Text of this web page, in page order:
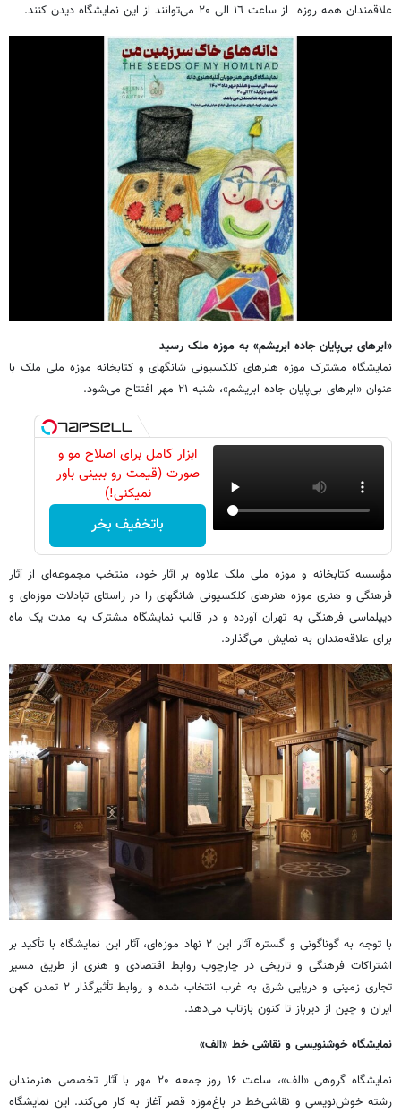
علاقمندان همه روزه از ساعت ١٦ الی ۲۰ می‌توانند از این نمایشگاه دیدن کنند.
«ابرهای بی‌پایان جاده ابریشم» به موزه ملک رسید
نمایشگاه مشترک موزه هنرهای کلکسیونی شانگهای و کتابخانه موزه ملی ملک با
عنوان «ابرهای بی‌پایان جاده ابریشم»، شنبه ۲۱ مهر افتتاح می‌شود.
ابزار کامل برای اصلاح مو و
صورت (قیمت رو ببینی باور
نمیکنی!)
باتخفیف بخر
مؤسسه کتابخانه و موزه ملی ملک علاوه بر آثار خود، منتخب مجموعه‌ای از آثار
فرهنگی و هنری موزه هنرهای کلکسیونی شانگهای را در راستای تبادلات موزه‌ای و
دیپلماسی فرهنگی به تهران آورده و در قالب نمایشگاه مشترک به مدت یک ماه
برای علاقه‌مندان به نمایش می‌گذارد.
با توجه‌ به گوناگونی و گستره آثار این ۲ نهاد موزه‌ای، آثار این نمایشگاه با تأکید بر
اشتراکات فرهنگی و تاریخی در چارچوب روابط اقتصادی و هنری از طریق مسیر
تجاری زمینی و دریایی شرق به غرب انتخاب شده و روابط تأثیرگذار ۲ تمدن کهن
ایران و چین از دیرباز تا کنون بازتاب می‌دهد.
نمایشگاه خوشنویسی و نقاشی خط «الف»
نمایشگاه گروهی «الف»، ساعت ۱۶ روز جمعه ۲۰ مهر با آثار تخصصی هنرمندان
رشته خوش‌نویسی و نقاشی‌خط در باغ‌موزه قصر آغاز به‌ کار می‌کند. این نمایشگاه